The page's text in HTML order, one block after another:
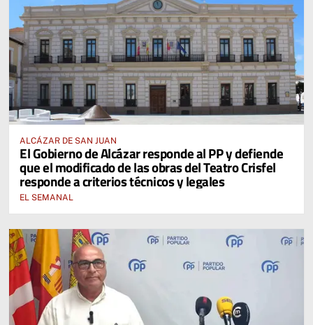
ALCÁZAR DE SAN JUAN
El Gobierno de Alcázar responde al PP y defiende
que el modificado de las obras del Teatro Crisfel
responde a criterios técnicos y legales
EL SEMANAL